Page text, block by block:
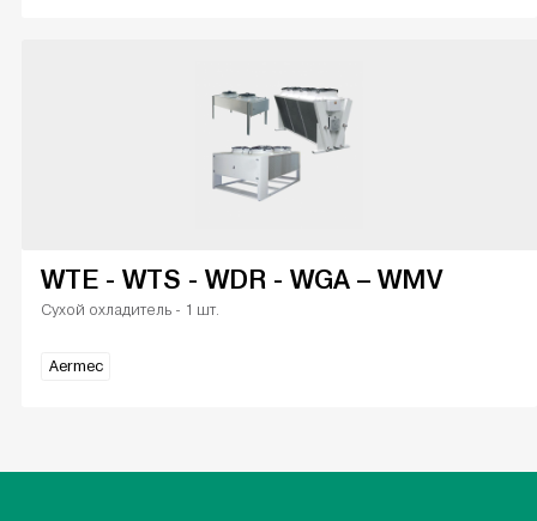
WTE - WTS - WDR - WGA – WMV
Сухой охладитель - 1 шт.
Aermec